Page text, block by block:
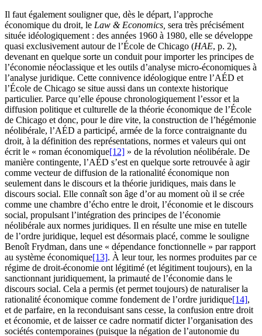
Il faut également souligner que, dès le départ, l’approche
économique du droit, le Law & Economics, sera très précisément
située idéologiquement : des années 1960 à 1980, elle se développe
quasi exclusivement autour de l’École de Chicago (HAE, p. 2),
devenant en quelque sorte un conduit pour importer les principes de
l’économie néoclassique et les outils d’analyse micro-économiques à
l’analyse juridique. Cette connivence idéologique entre l’AÉD et
l’École de Chicago se situe aussi dans un contexte historique
particulier. Parce qu’elle épouse chronologiquement l’essor et la
diffusion politique et culturelle de la théorie économique de l’École
de Chicago et donc, pour le dire vite, la construction de l’hégémonie
néolibérale, l’AÉD a participé, armée de la force contraignante du
droit, à la définition des représentations, normes et valeurs qui ont
écrit le « roman économique[12] » de la révolution néolibérale. De
manière contingente, l’AÉD s’est en quelque sorte retrouvée à agir
comme vecteur de diffusion de la rationalité économique non
seulement dans le discours et la théorie juridiques, mais dans le
discours social. Elle connaît son âge d’or au moment où il se crée
comme une chambre d’écho entre le droit, l’économie et le discours
social, propulsant l’intégration des principes de l’économie
néolibérale aux normes juridiques. Il en résulte une mise en tutelle
de l’ordre juridique, lequel est désormais placé, comme le souligne
Benoît Frydman, dans une « dépendance fonctionnelle » par rapport
au système économique[13]. À leur tour, les normes produites par ce
régime de droit-économie ont légitimé (et légitiment toujours), en la
sanctionnant juridiquement, la primauté de l’économie dans le
discours social. Cela a permis (et permet toujours) de naturaliser la
rationalité économique comme fondement de l’ordre juridique[14],
et de parfaire, en la reconduisant sans cesse, la confusion entre droit
et économie, et de laisser ce cadre normatif dicter l’organisation des
sociétés contemporaines (puisque la négation de l’autonomie du